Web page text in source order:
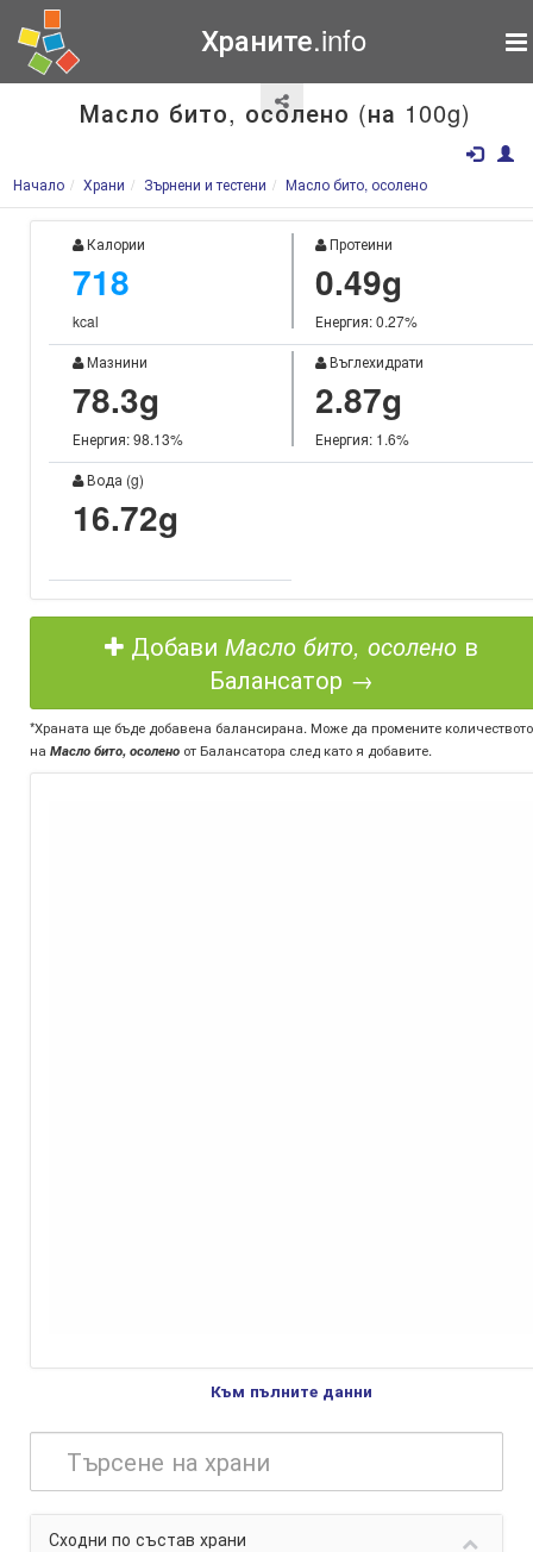
Храните.info
Масло бито, осолено (на 100g)
Начало Храни Зърнени и тестени Масло бито, осолено
Калории
718
kcal
Протеини
0.49g
Енергия: 0.27%
Мазнини
78.3g
Енергия: 98.13%
Въглехидрати
2.87g
Енергия: 1.6%
Вода (g)
16.72g
Добави Масло бито, осолено в
Балансатор →
*Храната ще бъде добавена балансирана. Може да промените количеството
на Масло бито, осолено от Балансатора след като я добавите.
Към пълните данни
Сходни по състав храни